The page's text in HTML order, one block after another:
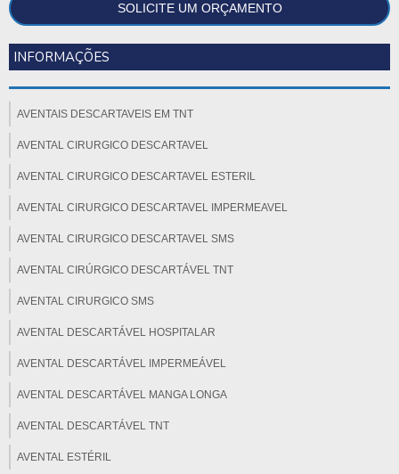
SOLICITE UM ORÇAMENTO
INFORMAÇÕES
AVENTAIS DESCARTAVEIS EM TNT
AVENTAL CIRURGICO DESCARTAVEL
AVENTAL CIRURGICO DESCARTAVEL ESTERIL
AVENTAL CIRURGICO DESCARTAVEL IMPERMEAVEL
AVENTAL CIRURGICO DESCARTAVEL SMS
AVENTAL CIRÚRGICO DESCARTÁVEL TNT
AVENTAL CIRURGICO SMS
AVENTAL DESCARTÁVEL HOSPITALAR
AVENTAL DESCARTÁVEL IMPERMEÁVEL
AVENTAL DESCARTÁVEL MANGA LONGA
AVENTAL DESCARTÁVEL TNT
AVENTAL ESTÉRIL